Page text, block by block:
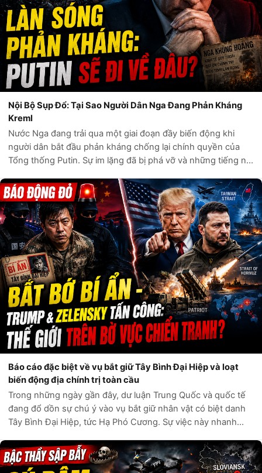
Nội Bộ Sụp Đổ: Tại Sao Người Dân Nga Đang Phản Kháng
Kreml
Nước Nga đang trải qua một giai đoạn đầy biến động khi
người dân bắt đầu phản kháng chống lại chính quyền của
Tổng thống Putin. Sự im lặng đã bị phá vỡ và những tiếng nói
phố của Moscow đến trái...
Báo cáo đặc biệt về vụ bắt giữ Tây Bình Đại Hiệp và loạt
biến động địa chính trị toàn cầu
Trong những ngày gần đây, dư luận Trung Quốc và quốc tế
đang đổ dồn sự chú ý vào vụ bắt giữ nhân vật có biệt danh
Tây Bình Đại Hiệp, tức Hạ Phó Cương. Sự việc này nhanh
các diễn đàn mạng xã hội...